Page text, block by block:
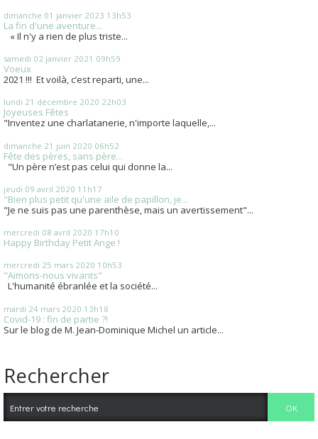
dimanche 01 janvier 2023 13h53
La fin d'une aventure...
« Il n'y a rien de plus triste...
samedi 02 janvier 2021 09h59
Voeux
2021 !!! Et voilà, c’est reparti, une...
lundi 21 décembre 2020 22h03
Joyeuses Fêtes
"Inventez une charlatanerie, n'importe laquelle,...
dimanche 21 juin 2020 06h52
Fête des pères, sans père...
"Un père n’est pas celui qui donne la...
jeudi 09 avril 2020 11h17
"Bien plus petit qu'une aile de papillon, je...
"Je ne suis pas une parenthèse, mais un avertissement"...
mercredi 08 avril 2020 17h10
Happy Birthday Petit Ange !
mercredi 25 mars 2020 10h53
"Aimons-nous vivants"
L'humanité ébranlée et la société...
mardi 24 mars 2020 13h18
Covid-19 : fin de partie ?!
Sur le blog de M. Jean-Dominique Michel un article...
Rechercher